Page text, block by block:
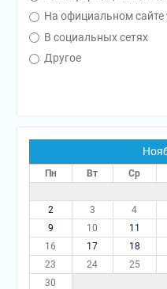
На официальном сайте
В социальных сетях
Другое
Пн Вт Ср
2
3 4
9
10 11
16
17 18
23
24 25
30